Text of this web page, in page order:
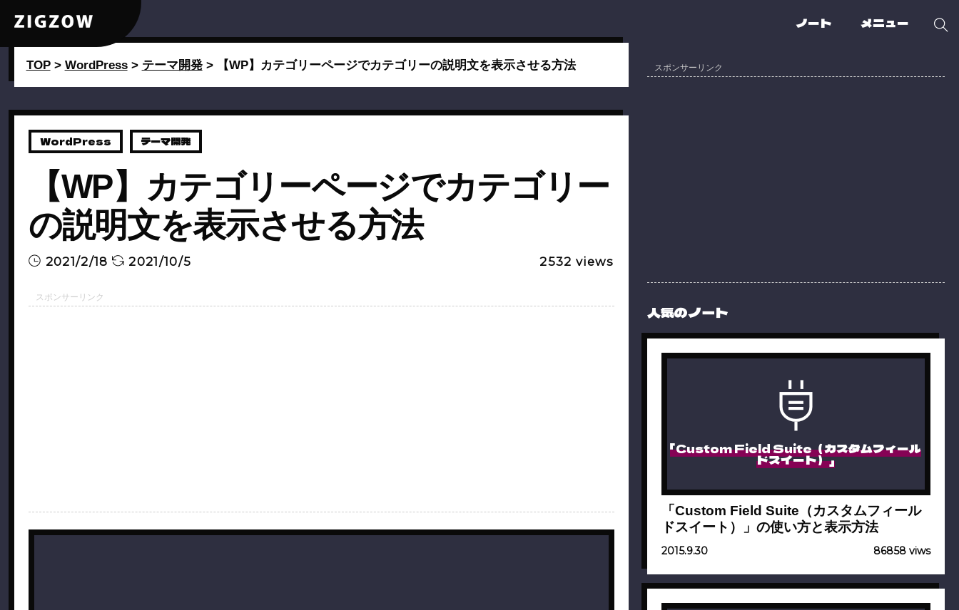
ノート メニュー
TOP> WordPress> テーマ開発> 【WP】カテゴリーページでカテゴリーの説明文を表示させる方法
WordPress テーマ開発
【WP】カテゴリーページでカテゴリー
の説明文を表示させる方法
2021/2/18 2021/10/5 2532 views
人気のノート
「Custom Field Suite（カスタムフィール
ドスイート）」
「Custom Field Suite（カスタムフィール
ドスイート）」の使い方と表示方法
2015.9.30 86858 viws